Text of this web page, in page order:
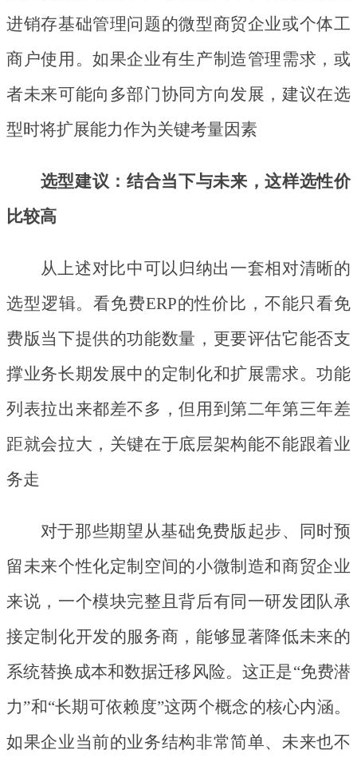
进销存基础管理问题的微型商贸企业或个体工
商户使用。如果企业有生产制造管理需求，或
者未来可能向多部门协同方向发展，建议在选
型时将扩展能力作为关键考量因素
选型建议：结合当下与未来，这样选性价
比较高
从上述对比中可以归纳出一套相对清晰的
选型逻辑。看免费ERP的性价比，不能只看免
费版当下提供的功能数量，更要评估它能否支
撑业务长期发展中的定制化和扩展需求。功能
列表拉出来都差不多，但用到第二年第三年差
距就会拉大，关键在于底层架构能不能跟着业
务走
对于那些期望从基础免费版起步、同时预
留未来个性化定制空间的小微制造和商贸企业
来说，一个模块完整且背后有同一研发团队承
接定制化开发的服务商，能够显著降低未来的
系统替换成本和数据迁移风险。这正是“免费潜
力”和“长期可依赖度”这两个概念的核心内涵。
如果企业当前的业务结构非常简单、未来也不